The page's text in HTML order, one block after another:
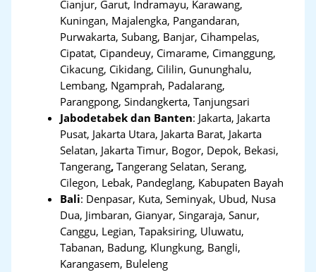
Cianjur, Garut, Indramayu, Karawang,
Kuningan, Majalengka, Pangandaran,
Purwakarta, Subang, Banjar, Cihampelas,
Cipatat, Cipandeuy, Cimarame, Cimanggung,
Cikacung, Cikidang, Cililin, Gununghalu,
Lembang, Ngamprah, Padalarang,
Parangpong, Sindangkerta, Tanjungsari
Jabodetabek dan Banten: Jakarta, Jakarta
Pusat, Jakarta Utara, Jakarta Barat, Jakarta
Selatan, Jakarta Timur, Bogor, Depok, Bekasi,
Tangerang,Tangerang Selatan, Serang,
Cilegon, Lebak, Pandeglang, Kabupaten Bayah
Bali: Denpasar, Kuta, Seminyak, Ubud, Nusa
Dua, Jimbaran, Gianyar, Singaraja, Sanur,
Canggu, Legian, Tapaksiring, Uluwatu,
Tabanan, Badung, Klungkung, Bangli,
Karangasem, Buleleng